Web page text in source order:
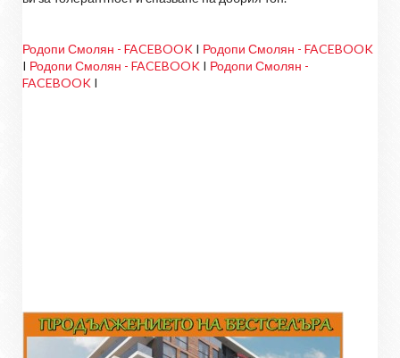
Родопи Смолян - FACEBOOK I Родопи Смолян - FACEBOOK
I Родопи Смолян - FACEBOOK I Родопи Смолян -
FACEBOOK I